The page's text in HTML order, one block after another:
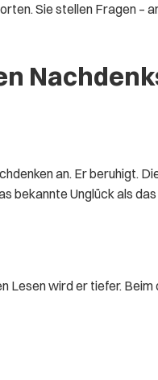
Sie stellen Fragen –
an. Er beruhigt.
bekannte Unglück als
Lesen wird er tiefer.